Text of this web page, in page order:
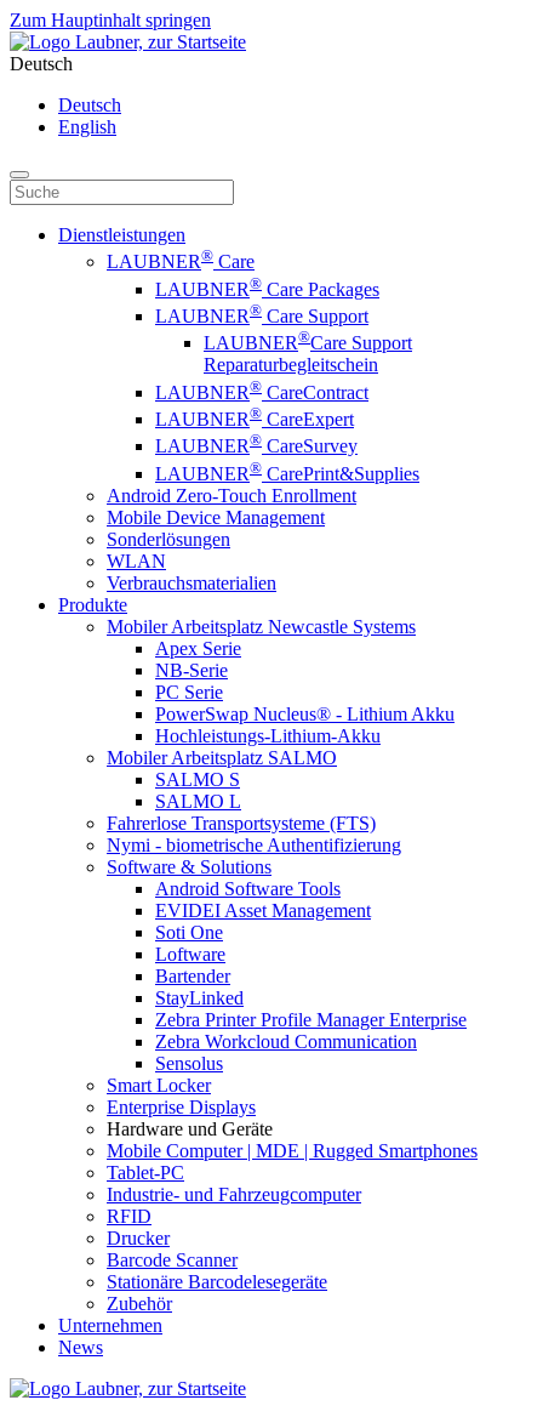
Zum Hauptinhalt springen
Deutsch
Deutsch
English
Dienstleistungen
LAUBNER® Care
LAUBNER® Care Packages
LAUBNER® Care Support
LAUBNER®Care Support
Reparaturbegleitschein
LAUBNER® CareContract
LAUBNER® CareExpert
LAUBNER® CareSurvey
LAUBNER® CarePrint&Supplies
Android Zero-Touch Enrollment
Mobile Device Management
Sonderlösungen
WLAN
Verbrauchsmaterialien
Produkte
Mobiler Arbeitsplatz Newcastle Systems
Apex Serie
NB-Serie
PC Serie
PowerSwap Nucleus® - Lithium Akku
Hochleistungs-Lithium-Akku
Mobiler Arbeitsplatz SALMO
SALMO S
SALMO L
Fahrerlose Transportsysteme (FTS)
Nymi - biometrische Authentifizierung
Software & Solutions
Android Software Tools
EVIDEI Asset Management
Soti One
Loftware
Bartender
StayLinked
Zebra Printer Profile Manager Enterprise
Zebra Workcloud Communication
Sensolus
Smart Locker
Enterprise Displays
Hardware und Geräte
Mobile Computer | MDE | Rugged Smartphones
Tablet-PC
Industrie- und Fahrzeugcomputer
RFID
Drucker
Barcode Scanner
Stationäre Barcodelesegeräte
Zubehör
Unternehmen
News